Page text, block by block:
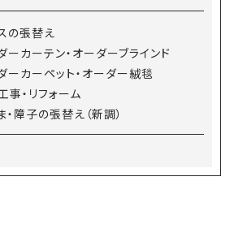
の張替え
ーカーテン・オーダーブラインド
ーカーペット・オーダー絨毯
事・リフォーム
・障子の張替え（新調）